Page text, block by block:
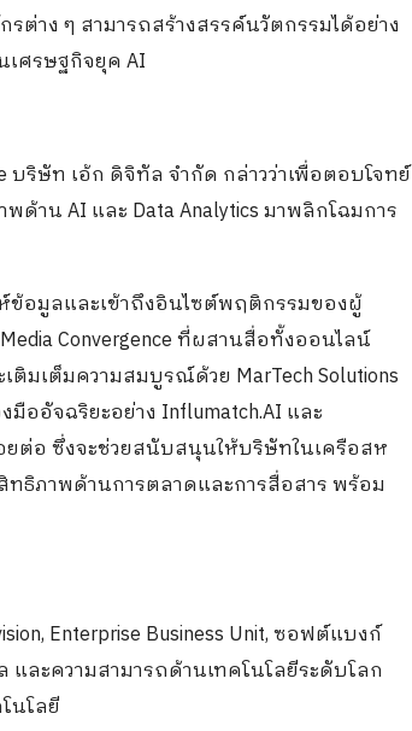
าง ๆ สามารถสร้างสรรค์นวัตกรรมได้อย่าง
เศรษฐกิจยุค AI
บริษัท เอ้ก ดิจิทัล จำกัด กล่าวว่าเพื่อตอบโจทย์
าน AI และ Data Analytics มาพลิกโฉมการ
ห์ข้อมูลและเข้าถึงอินไซต์พฤติกรรมของผู้
Convergence ที่ผสานสื่อทั้งออนไลน์
มเต็มความสมบูรณ์ด้วย MarTech Solutions
มืออัจฉริยะอย่าง Influmatch.AI และ
ยต่อ ซึ่งจะช่วยสนับสนุนให้บริษัทในเครือสห
ธิภาพด้านการตลาดและการสื่อสาร พร้อม
Enterprise Business Unit, ซอฟต์แบงก์
และความสามารถด้านเทคโนโลยีระดับโลก
นโลยี